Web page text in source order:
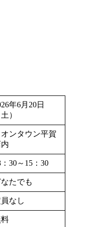
年6月20日
土）
ンタウン平賀
：30～15：30
なたでも
なし